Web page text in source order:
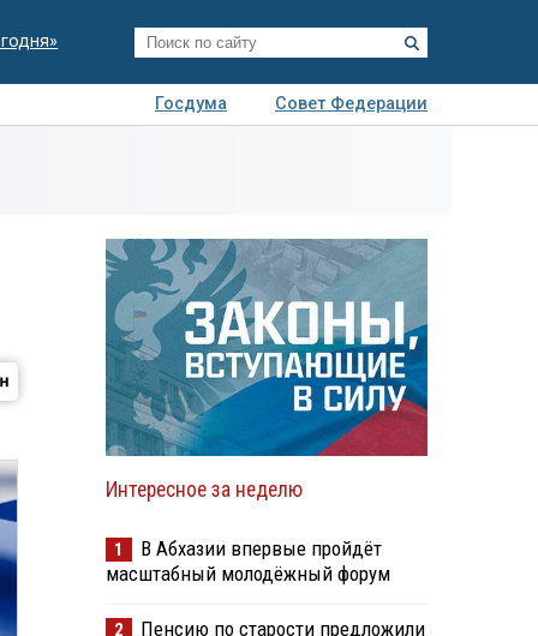
Госдума
Совет Федерации
Интересное за неделю
1
В Абхазии впервые пройдёт
масштабный молодёжный форум
2
Пенсию по старости предложили